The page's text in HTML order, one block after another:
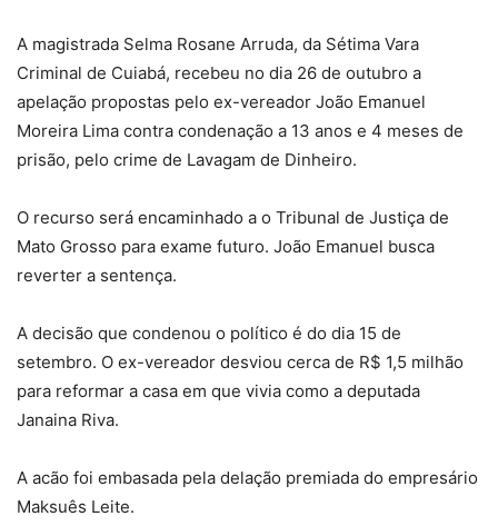
A magistrada Selma Rosane Arruda, da Sétima Vara
Criminal de Cuiabá, recebeu no dia 26 de outubro a
apelação propostas pelo ex-vereador João Emanuel
Moreira Lima contra condenação a 13 anos e 4 meses de
prisão, pelo crime de Lavagam de Dinheiro.
O recurso será encaminhado a o Tribunal de Justiça de
Mato Grosso para exame futuro. João Emanuel busca
reverter a sentença.
A decisão que condenou o político é do dia 15 de
setembro. O ex-vereador desviou cerca de R$ 1,5 milhão
para reformar a casa em que vivia como a deputada
Janaina Riva.
A acão foi embasada pela delação premiada do empresário
Maksuês Leite.